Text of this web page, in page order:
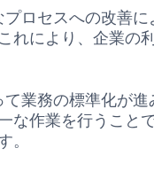
プロセスへの改善
れにより、企業の
業務の標準化が
な作業を行うこと
。